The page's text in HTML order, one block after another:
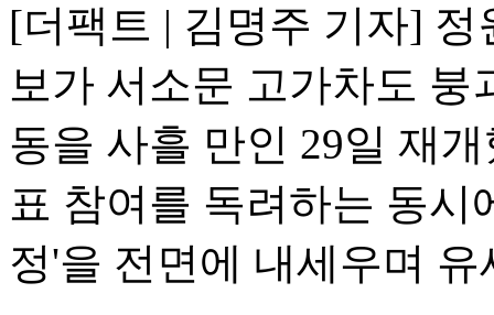
[더팩트 | 김명주 기자]
보가 서소문 고가차도 붕
동을 사흘 만인 29일 재
표 참여를 독려하는 동
정'을 전면에 내세우며